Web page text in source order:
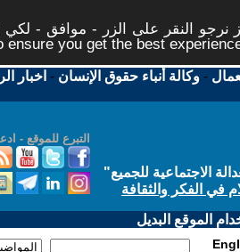
النقر على الزر - موافق - لكي
you get the best
-وكالة أنباء حقوق الإنسان - اخبار
التبرع للموقع -
الاجتماعية للجميع"
في الفكر والثقافة
الموقع البديل